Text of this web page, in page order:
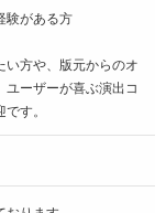
験がある方
い方や、版元からのオ
ーザーが喜ぶ演出コ
す。